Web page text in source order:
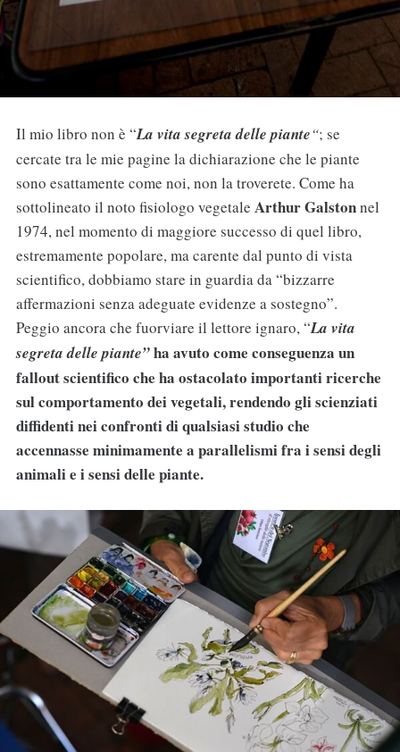
Il mio libro non è “La vita segreta delle piante“; se
cercate tra le mie pagine la dichiarazione che le piante
sono esattamente come noi, non la troverete. Come ha
sottolineato il noto fisiologo vegetale Arthur Galstonnel
1974, nel momento di maggiore successo di quel libro,
estremamente popolare, ma carente dal punto di vista
scientifico, dobbiamo stare in guardia da “bizzarre
affermazioni senza adeguate evidenze a sostegno”.
Peggio ancora che fuorviare il lettore ignaro, “La vita
segreta delle piante”ha avuto come conseguenza un
fallout scientifico che ha ostacolato importanti ricerche
sul comportamento dei vegetali, rendendo gli scienziati
diffidenti nei confronti di qualsiasi studio che
accennasse minimamente a parallelismi fra i sensi degli
animali e i sensi delle piante.